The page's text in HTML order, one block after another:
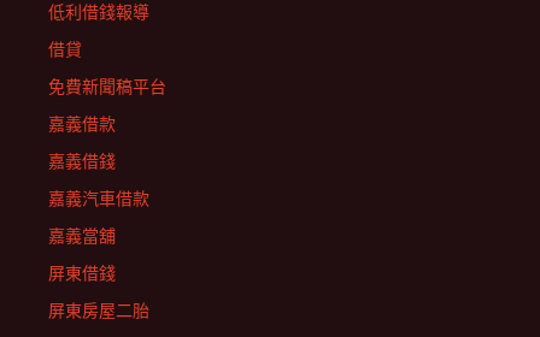
低利借錢報導
借貸
免費新聞稿平台
嘉義借款
嘉義借錢
嘉義汽車借款
嘉義當舖
屏東借錢
屏東房屋二胎